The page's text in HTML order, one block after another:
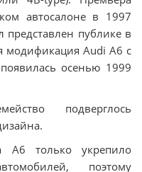
автосалоне в 1997
публике в
модификация Audi А6 с
осенью 1999
подверглось
А6 только укрепило
поэтому